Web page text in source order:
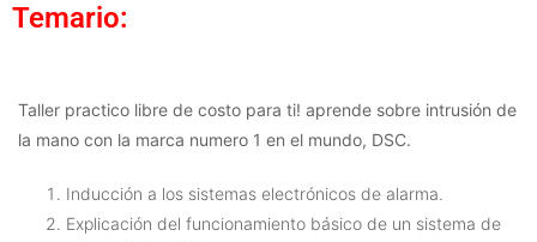
Temario:
Taller practico libre de costo para ti! aprende sobre intrusión de
la mano con la marca numero 1 en el mundo, DSC.
Inducción a los sistemas electrónicos de alarma.
Explicación del funcionamiento básico de un sistema de